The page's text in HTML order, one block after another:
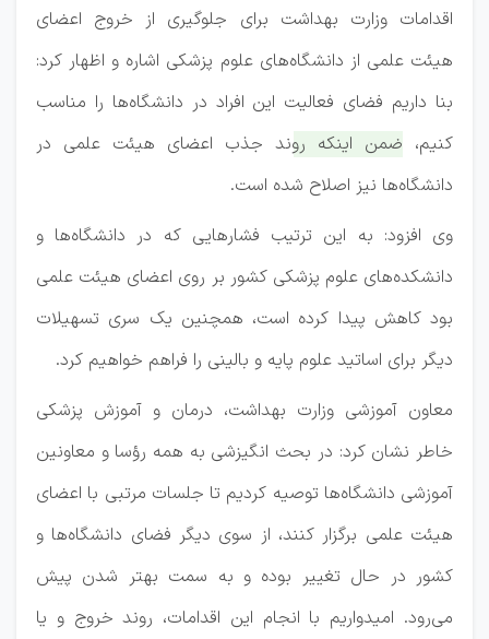
اقدامات وزارت بهداشت برای جلوگیری از خروج اعضای
هیئت علمی از دانشگاه‌های علوم پزشکی اشاره و اظهار کرد:
بنا داریم فضای فعالیت این افراد در دانشگاه‌ها را مناسب
کنیم، ضمن اینکه روند جذب اعضای هیئت علمی در
دانشگاه‌ها نیز اصلاح شده است.
وی افزود: به این ترتیب فشارهایی که در دانشگاه‌ها و
دانشکده‌های علوم پزشکی کشور بر روی اعضای هیئت علمی
بود کاهش پیدا کرده است، همچنین یک سری تسهیلات
دیگر برای اساتید علوم پایه و بالینی را فراهم خواهیم کرد.
معاون آموزشی وزارت بهداشت، درمان و آموزش پزشکی
خاطر نشان کرد: در بحث انگیزشی به همه رؤسا و معاونین
آموزشی دانشگاه‌ها توصیه کردیم تا جلسات مرتبی با اعضای
هیئت علمی برگزار کنند، از سوی دیگر فضای دانشگاه‌ها و
کشور در حال تغییر بوده و به سمت بهتر شدن پیش
می‌رود. امیدواریم با انجام این اقدامات، روند خروج و یا